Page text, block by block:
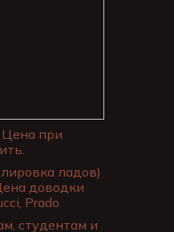
при
ладов)
доводки
Prado.
студентам и